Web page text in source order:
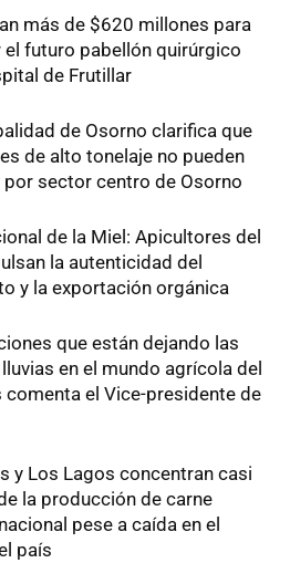
más de $620 millones para
el futuro pabellón quirúrgico
de Frutillar
de Osorno clarifica que
de alto tonelaje no pueden
sector centro de Osorno
de la Miel: Apicultores del
la autenticidad del
y la exportación orgánica
que están dejando las
en el mundo agrícola del
comenta el Vice-presidente de
y Los Lagos concentran casi
la producción de carne
pese a caída en el
país